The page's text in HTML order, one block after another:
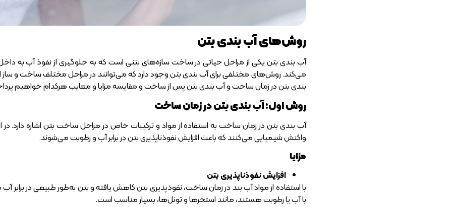
روش‌های آب بندی بتن
آب بندی بتن یکی از مراحل حیاتی در ساخت سازه‌های بتنی است که به جلوگیری از نفوذ آب به
می‌کند. روش‌های مختلفی برای آب بندی بتن وجود دارد که می‌توانند در مراحل مختلف ساخت و
بندی بتن در زمان ساخت و آب بندی بتن پس از ساخت و مقایسه مزایا و معایب هرکدام خواهیم
روش اول: آب بندی بتن در زمان ساخت
آب بندی بتن در زمان ساخت به استفاده از مواد و ترکیبات خاص در مراحل ساخت بتن اشاره دارد.
واکنش شیمیایی می‌کنند که باعث افزایش نفوذناپذیری بتن در برابر آب و رطوبت می‌شوند.
مزایا
افزایش نفوذناپذیری بتن
با استفاده از مواد آب بند در زمان ساخت، نفوذپذیری بتن کاهش یافته و بتن به‌طور طبیعی در
با آب یا رطوبت هستند، مانند استخرها و تونل‌ها، بسیار مناسب است.